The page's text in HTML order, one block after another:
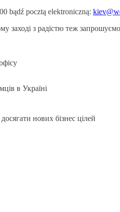
bądź pocztą elektroniczną:
заході з радістю теж
в Україні
нових бізнес цілей